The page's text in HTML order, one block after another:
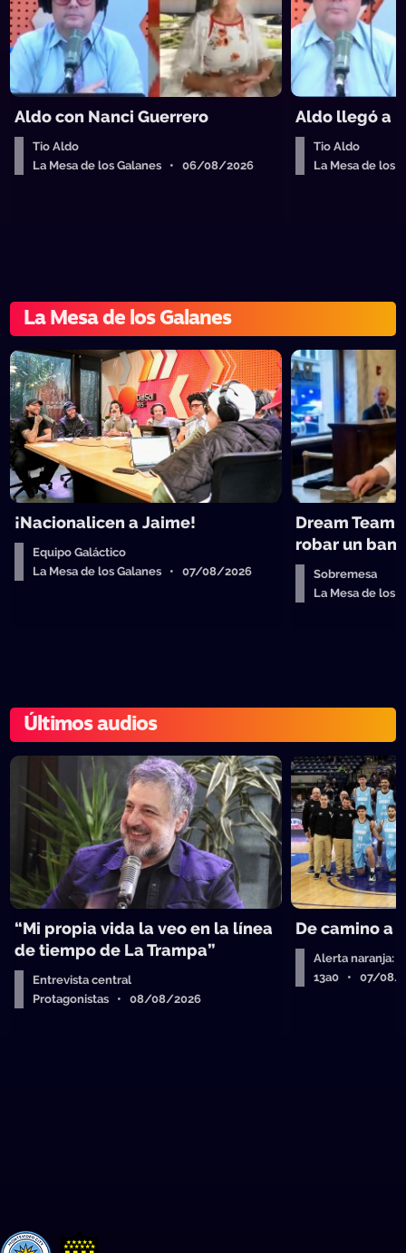
Aldo con Nanci Guerrero
Tio Aldo
La Mesa de los Galanes • 06/08/2026
Aldo llegó a
Tio Aldo
La Mesa de los
La Mesa de los Galanes
¡Nacionalicen a Jaime!
Equipo Galáctico
La Mesa de los Galanes • 07/08/2026
Dream Team
robar un
Sobremesa
La Mesa de
Últimos audios
“Mi propia vida la veo en la línea
de tiempo de La Trampa”
Entrevista central
Protagonistas • 08/08/2026
De camino a
Alerta naranja:
13a0 • 07/08/